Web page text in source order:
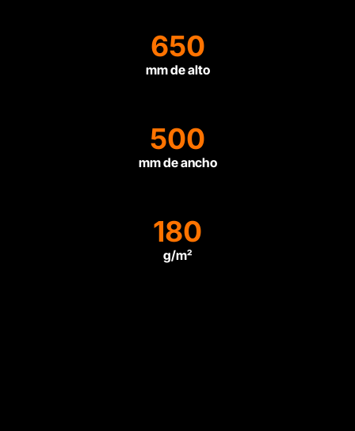
650
mm de alto
500
mm de ancho
180
g/m²